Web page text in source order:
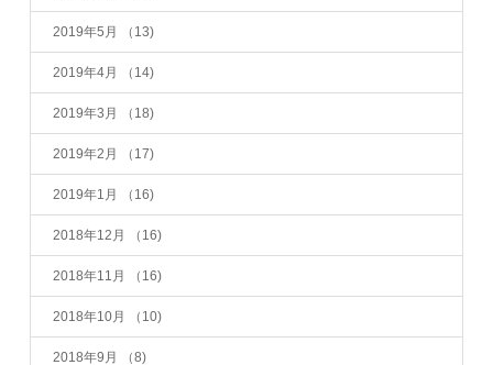
2019年5月 （13)
2019年4月 （14)
2019年3月 （18)
2019年2月 （17)
2019年1月 （16)
2018年12月 （16)
2018年11月 （16)
2018年10月 （10)
2018年9月 （8)